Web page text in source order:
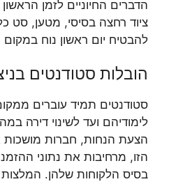
הדברים החיוניים לזמן
ציוד רחצה בסיסי, מטען, סט
להבטיח יום ראשון נוח
הובלות סטודנטים
סטודנטים תמיד עוברים
לימודיהם ועד לשינוי דירה
הצעת הנחות, חברות מושכות
הזו, מרחיבות את נתוני
בסיס הלקוחות שלהן. המלצות